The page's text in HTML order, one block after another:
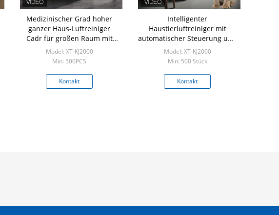
Medizinischer Grad hoher
ganzer Haus-Luftreiniger
Cadr für großen Raum mit
wahrem Filter H13 HEPA
Model: XT-KJ2000
Min: 500PCS
Kontakt
Intelligenter
Haustierluftreiniger mit
automatischer Steuerung und
Timer-
Geschwindigkeitsanpassung
Model: XT-KJ2000
Min: 500 Stück
Kontakt